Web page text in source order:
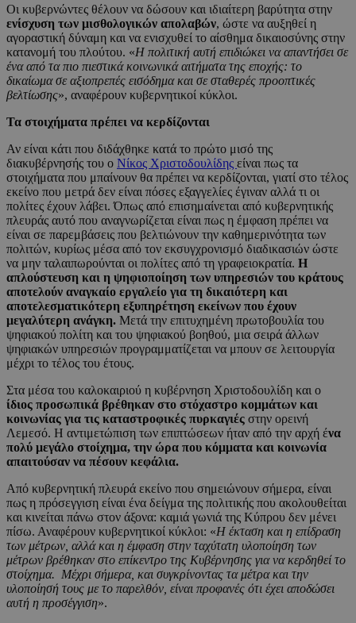
Οι κυβερνώντες θέλουν να δώσουν και ιδιαίτερη βαρύτητα στην
ενίσχυση των μισθολογικών απολαβών, ώστε να αυξηθεί η
αγοραστική δύναμη και να ενισχυθεί το αίσθημα δικαιοσύνης στην
κατανομή του πλούτου. «Η πολιτική αυτή επιδιώκει να απαντήσει σε
ένα από τα πιο πιεστικά κοινωνικά αιτήματα της εποχής: το
δικαίωμα σε αξιοπρεπές εισόδημα και σε σταθερές προοπτικές
βελτίωσης», αναφέρουν κυβερνητικοί κύκλοι.
Τα στοιχήματα πρέπει να κερδίζονται
Αν είναι κάτι που διδάχθηκε κατά το πρώτο μισό της
διακυβέρνησής του ο Νίκος Χριστοδουλίδης είναι πως τα
στοιχήματα που μπαίνουν θα πρέπει να κερδίζονται, γιατί στο τέλος
εκείνο που μετρά δεν είναι πόσες εξαγγελίες έγιναν αλλά τι οι
πολίτες έχουν λάβει. Όπως από επισημαίνεται από κυβερνητικής
πλευράς αυτό που αναγνωρίζεται είναι πως η έμφαση πρέπει να
είναι σε παρεμβάσεις που βελτιώνουν την καθημερινότητα των
πολιτών, κυρίως μέσα από τον εκσυγχρονισμό διαδικασιών ώστε
να μην ταλαιπωρούνται οι πολίτες από τη γραφειοκρατία. Η
απλούστευση και η ψηφιοποίηση των υπηρεσιών του κράτους
αποτελούν αναγκαίο εργαλείο για τη δικαιότερη και
αποτελεσματικότερη εξυπηρέτηση εκείνων που έχουν
μεγαλύτερη ανάγκη. Μετά την επιτυχημένη πρωτοβουλία του
ψηφιακού πολίτη και του ψηφιακού βοηθού, μια σειρά άλλων
ψηφιακών υπηρεσιών προγραμματίζεται να μπουν σε λειτουργία
μέχρι το τέλος του έτους.
Στα μέσα του καλοκαιριού η κυβέρνηση Χριστοδουλίδη και ο
ίδιος προσωπικά βρέθηκαν στο στόχαστρο κομμάτων και
κοινωνίας για τις καταστροφικές πυρκαγιές στην ορεινή
Λεμεσό. Η αντιμετώπιση των επιπτώσεων ήταν από την αρχή ένα
πολύ μεγάλο στοίχημα, την ώρα που κόμματα και κοινωνία
απαιτούσαν να πέσουν κεφάλια.
Από κυβερνητική πλευρά εκείνο που σημειώνουν σήμερα, είναι
πως η πρόσεγγιση είναι ένα δείγμα της πολιτικής που ακολουθείται
και κινείται πάνω στον άξονα: καμιά γωνιά της Κύπρου δεν μένει
πίσω. Αναφέρουν κυβερνητικοί κύκλοι: «Η έκταση και η επίδραση
των μέτρων, αλλά και η έμφαση στην ταχύτατη υλοποίηση των
μέτρων βρέθηκαν στο επίκεντρο της Κυβέρνησης για να κερδηθεί το
στοίχημα. Μέχρι σήμερα, και συγκρίνοντας τα μέτρα και την
υλοποίησή τους με το παρελθόν, είναι προφανές ότι έχει αποδώσει
αυτή η προσέγγιση».